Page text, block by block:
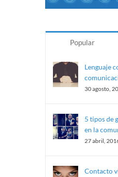
Popular
Lenguaje
30 agosto,
5 tipos de
en la
27 abril,
Contacto